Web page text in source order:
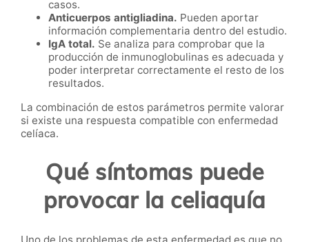
casos.
Anticuerpos antigliadina. Pueden aportar
información complementaria dentro del estudio.
IgA total. Se analiza para comprobar que la
producción de inmunoglobulinas es adecuada y
poder interpretar correctamente el resto de los
resultados.
La combinación de estos parámetros permite valorar
si existe una respuesta compatible con enfermedad
celíaca.
Qué síntomas puede
provocar la celiaquía